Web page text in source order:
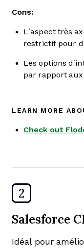
Cons:
L’aspect très
restrictif pour
Les options
par rapport
LEARN MORE
Check out
2
Salesforce
Idéal pour